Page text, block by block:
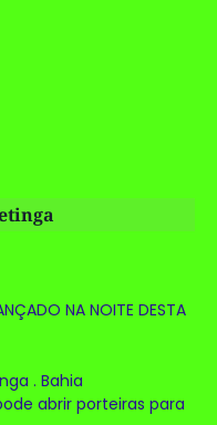
NA NOITE DESTA
. Bahia
abrir porteiras para